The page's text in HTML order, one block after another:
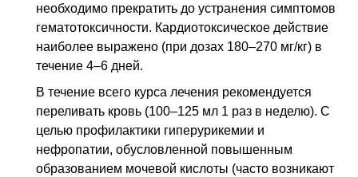
необходимо прекратить до устранения симптомов
гематотоксичности. Кардиотоксическое действие
наиболее выражено (при дозах 180–270 мг/кг) в
течение 4–6 дней.
В течение всего курса лечения рекомендуется
переливать кровь (100–125 мл 1 раз в неделю). С
целью профилактики гиперурикемии и
нефропатии, обусловленной повышенным
образованием мочевой кислоты (часто возникают